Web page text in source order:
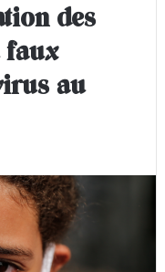
des
faux
au